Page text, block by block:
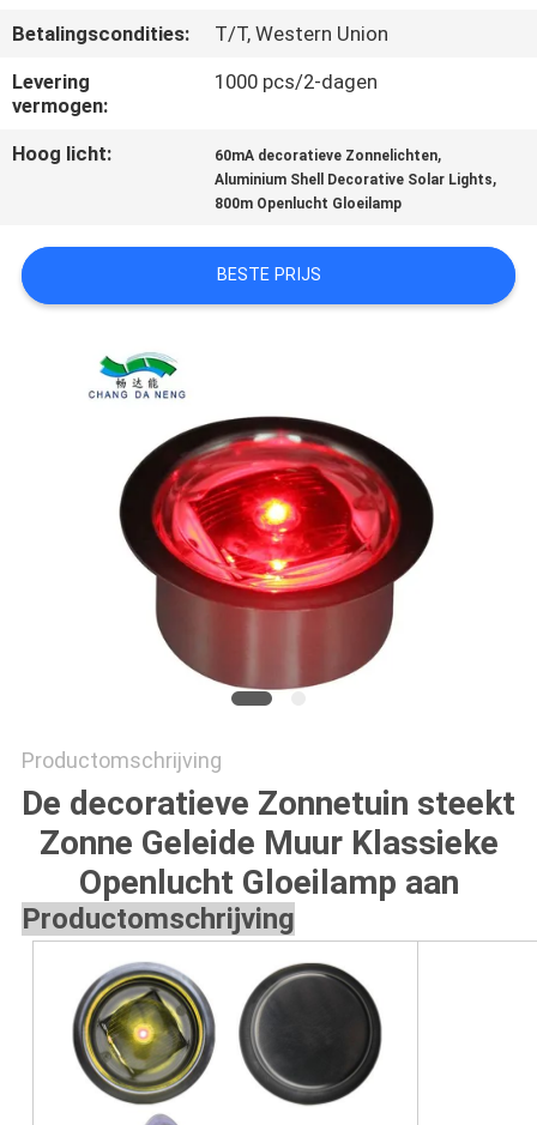
NIEUWS
GEVALLEN
EEN
OFFERTE
AANVRAGEN
ONLINE
SITEMAP
PRIVACYBELEID
Betalingscondities:
T/T, Western Union
Levering
vermogen:
1000 pcs/2-dagen
Hoog licht: 60mA decoratieve Zonnelichten,
Aluminium Shell Decorative Solar Lights,
800m Openlucht Gloeilamp
BESTE PRIJS
Productomschrijving
De decoratieve Zonnetuin steekt
Zonne Geleide Muur Klassieke
Openlucht Gloeilamp aan
Productomschrijving